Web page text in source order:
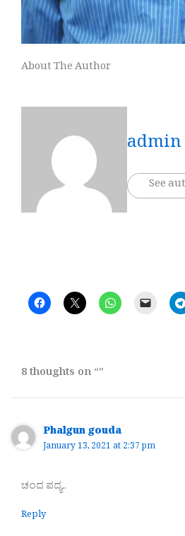
About The Author
admin
See
8 thoughts on “”
Phalgun gouda
January 13, 2021 at 2:37 pm
ಚಂದ ಪದ್ಯ..
Reply